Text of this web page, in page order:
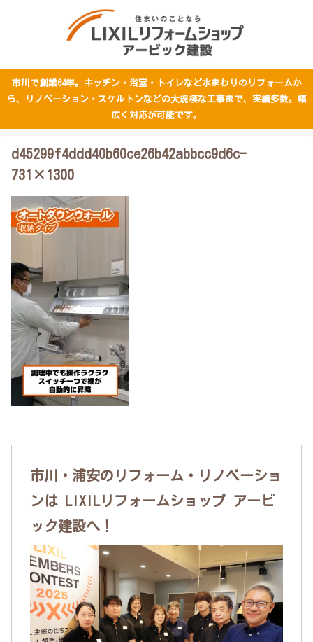
市川で創業64年。キッチン・浴室・トイレなど水まわりのリフォームか
ら、リノベーション・スケルトンなどの大規模な工事まで、実績多数。幅
広く対応が可能です。
d45299f4ddd40b60ce26b42abbcc9d6c-
731×1300
市川・浦安のリフォーム・リノベーショ
ンは LIXILリフォームショップ アービ
ック建設へ！